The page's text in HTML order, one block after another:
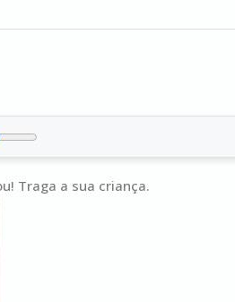
Traga a sua criança.